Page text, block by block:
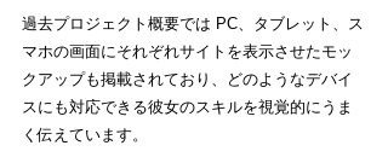
過去プロジェクト概要では PC、タブレット、ス
マホの画面にそれぞれサイトを表示させたモッ
クアップも掲載されており、どのようなデバイ
スにも対応できる彼女のスキルを視覚的にうま
く伝えています。